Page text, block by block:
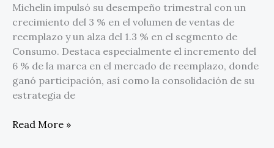
Michelin impulsó su desempeño trimestral con un
crecimiento del 3 % en el volumen de ventas de
reemplazo y un alza del 1.3 % en el segmento de
Consumo. Destaca especialmente el incremento del
6 % de la marca en el mercado de reemplazo, donde
ganó participación, así como la consolidación de su
estrategia de
Read More »